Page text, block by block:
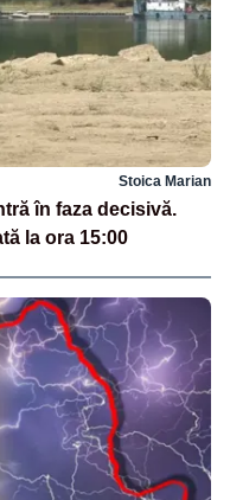
Stoica Marian
în faza decisivă.
la ora 15:00